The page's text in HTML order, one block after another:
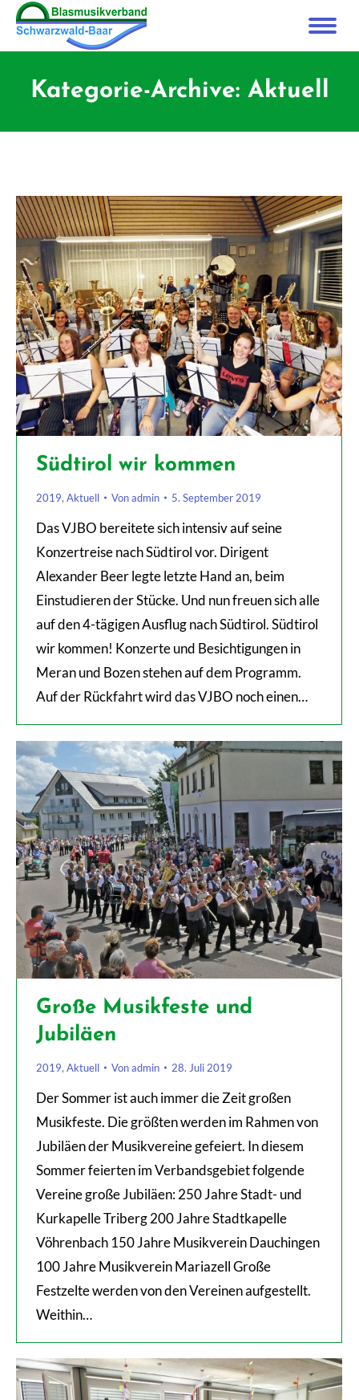
Kategorie-Archive: Aktuell
Südtirol wir kommen
2019,Aktuell Vonadmin 5. September 2019
Das VJBO bereitete sich intensiv auf seine
Konzertreise nach Südtirol vor. Dirigent
Alexander Beer legte letzte Hand an, beim
Einstudieren der Stücke. Und nun freuen sich alle
auf den 4-tägigen Ausflug nach Südtirol. Südtirol
wir kommen! Konzerte und Besichtigungen in
Meran und Bozen stehen auf dem Programm.
Auf der Rückfahrt wird das VJBO noch einen…
Große Musikfeste und
Jubiläen
2019, Aktuell Vonadmin 28. Juli 2019
Der Sommer ist auch immer die Zeit großen
Musikfeste. Die größten werden im Rahmen von
Jubiläen der Musikvereine gefeiert. In diesem
Sommer feierten im Verbandsgebiet folgende
Vereine große Jubiläen: 250 Jahre Stadt- und
Kurkapelle Triberg 200 Jahre Stadtkapelle
Vöhrenbach 150 Jahre Musikverein Dauchingen
100 Jahre Musikverein Mariazell Große
Festzelte werden von den Vereinen aufgestellt.
Weithin…